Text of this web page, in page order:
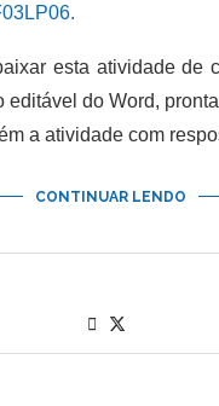
esta atividade de
editável do Word,
a atividade com
CONTINUAR LENDO